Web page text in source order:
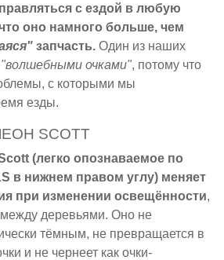
с ездой в любую
оно намного больше, чем
запчасть. Один из наших
"волшебными очками", потому что
с которыми мы
езды.
SCOTT
(легко опознаваемое по
в нижнем правом углу) меняет
при изменении освещённости,
деревьями. Оно не
тёмным, не превращается в
и не чернеет как очки-